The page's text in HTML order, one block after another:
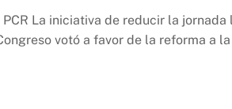
La iniciativa de reducir la
votó a favor de la reforma a